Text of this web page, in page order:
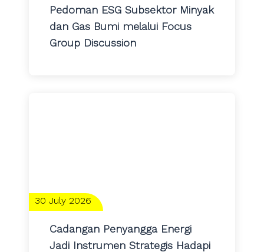
Pedoman ESG Subsektor Minyak
dan Gas Bumi melalui Focus
Group Discussion
30 July 2026
Cadangan Penyangga Energi
Jadi Instrumen Strategis Hadapi